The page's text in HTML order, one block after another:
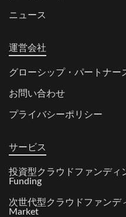
ニュース
運営会社
グローシップ・パートナー
お問い合わせ
プライバシーポリシー
サービス
投資型クラウドファンディ
Funding
次世代型クラウドファンデ
Market